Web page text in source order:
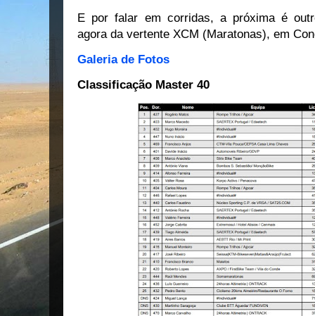
E por falar em corridas, a próxima é
agora da vertente XCM (Maratonas), em
Galeria de Fotos
Classificação Master 40